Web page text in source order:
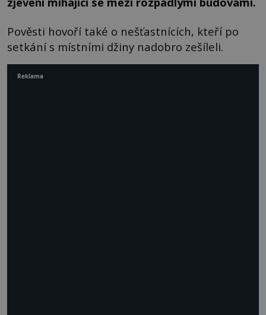
Pověsti hovoří také o nešťastnících, kteří po
setkání s místními džiny nadobro zešíleli.
Reklama